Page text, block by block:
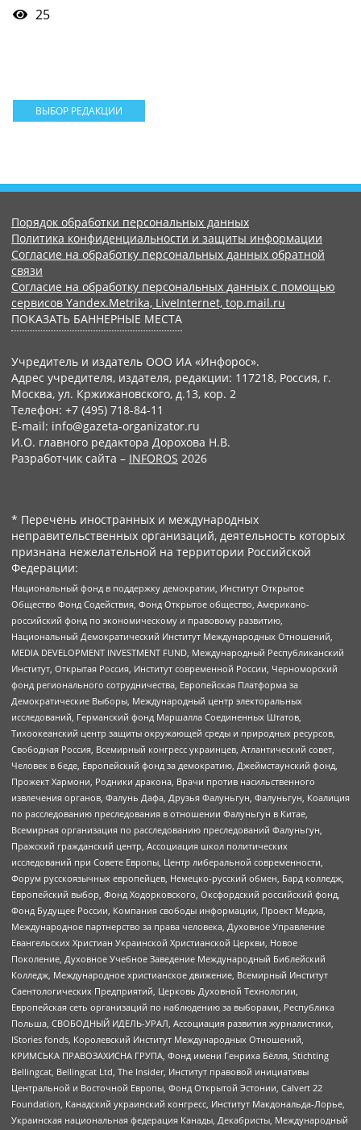
25
ВЫБОР РЕДАКЦИИ
Порядок обработки персональных данных
Политика конфиденциальности и защиты информации
Согласие на обработку персональных данных обратной
связи
Согласие на обработку персональных данных с помощью
сервисов Yandex.Metrika, LiveInternet, top.mail.ru
ПОКАЗАТЬ БАННЕРНЫЕ МЕСТА
Учредитель и издатель ООО ИА «Инфорос».
Адрес учредителя, издателя, редакции: 117218, Россия, г.
Москва, ул. Кржижановского, д.13, кор. 2
Телефон: +7 (495) 718-84-11
E-mail: info@gazeta-organizator.ru
И.О. главного редактора Дорохова Н.В.
Разработчик сайта – INFOROS 2026
* Перечень иностранных и международных
неправительственных организаций, деятельность которых
признана нежелательной на территории Российской
Федерации:
Национальный фонд в поддержку демократии, Институт Открытое
Общество Фонд Содействия, Фонд Открытое общество, Американо-
российский фонд по экономическому и правовому развитию,
Национальный Демократический Институт Международных Отношений,
MEDIA DEVELOPMENT INVESTMENT FUND, Международный Республиканский
Институт, Открытая Россия, Институт современной России, Черноморский
фонд регионального сотрудничества, Европейская Платформа за
Демократические Выборы, Международный центр электоральных
исследований, Германский фонд Маршалла Соединенных Штатов,
Тихоокеанский центр защиты окружающей среды и природных ресурсов,
Свободная Россия, Всемирный конгресс украинцев, Атлантический совет,
Человек в беде, Европейский фонд за демократию, Джеймстаунский фонд,
Прожект Хармони, Родники дракона, Врачи против насильственного
извлечения органов, Фалунь Дафа, Друзья Фалуньгун, Фалуньгун, Коалиция
по расследованию преследования в отношении Фалуньгун в Китае,
Всемирная организация по расследованию преследований Фалуньгун,
Пражский гражданский центр, Ассоциация школ политических
исследований при Совете Европы, Центр либеральной современности,
Форум русскоязычных европейцев, Немецко-русский обмен, Бард колледж,
Европейский выбор, Фонд Ходорковского, Оксфордский российский фонд,
Фонд Будущее России, Компания свободы информации, Проект Медиа,
Международное партнерство за права человека, Духовное Управление
Евангельских Христиан Украинской Христианской Церкви, Новое
Поколение, Духовное Учебное Заведение Международный Библейский
Колледж, Международное христианское движение, Всемирный Институт
Саентологических Предприятий, Церковь Духовной Технологии,
Европейская сеть организаций по наблюдению за выборами, Республика
Польша, СВОБОДНЫЙ ИДЕЛЬ-УРАЛ, Ассоциация развития журналистики,
IStories fonds, Королевский Институт Международных Отношений,
КРИМСЬКА ПРАВОЗАХИСНА ГРУПА, Фонд имени Генриха Бёлля, Stichting
Bellingcat, Bellingcat Ltd, The Insider, Институт правовой инициативы
Центральной и Восточной Европы, Фонд Открытой Эстонии, Calvert 22
Foundation, Канадский украинский конгресс, Институт Макдональда-Лорье,
Украинская национальная федерация Канады, Декабристы, Международный